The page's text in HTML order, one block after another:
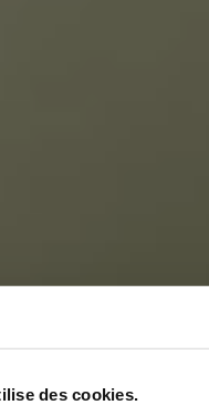
des cookies.